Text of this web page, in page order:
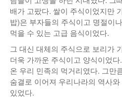
배가 고팠다. 쌀이 주식이었지만
밥)은 부자들의 주식이고 명절이
먹을 수 있는 고급 음식이었다.
그 대신 대체의 주식으로 보리가
더욱 가까운 주식이고 양식이었
온 우리 민족의 먹거리였다. 그만
숨결로 이어져 우리나라의 역사
있었다.